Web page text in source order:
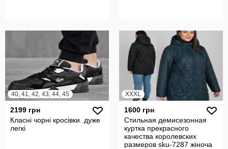
40, 41, 42, 43, 44, 45
2199 грн
Класні чорні кросівки. дуже
легкі
XXXL
1600 грн
Стильная демисезонная
куртка прекрасного
качества королевских
размеров sku-7287 жіноча